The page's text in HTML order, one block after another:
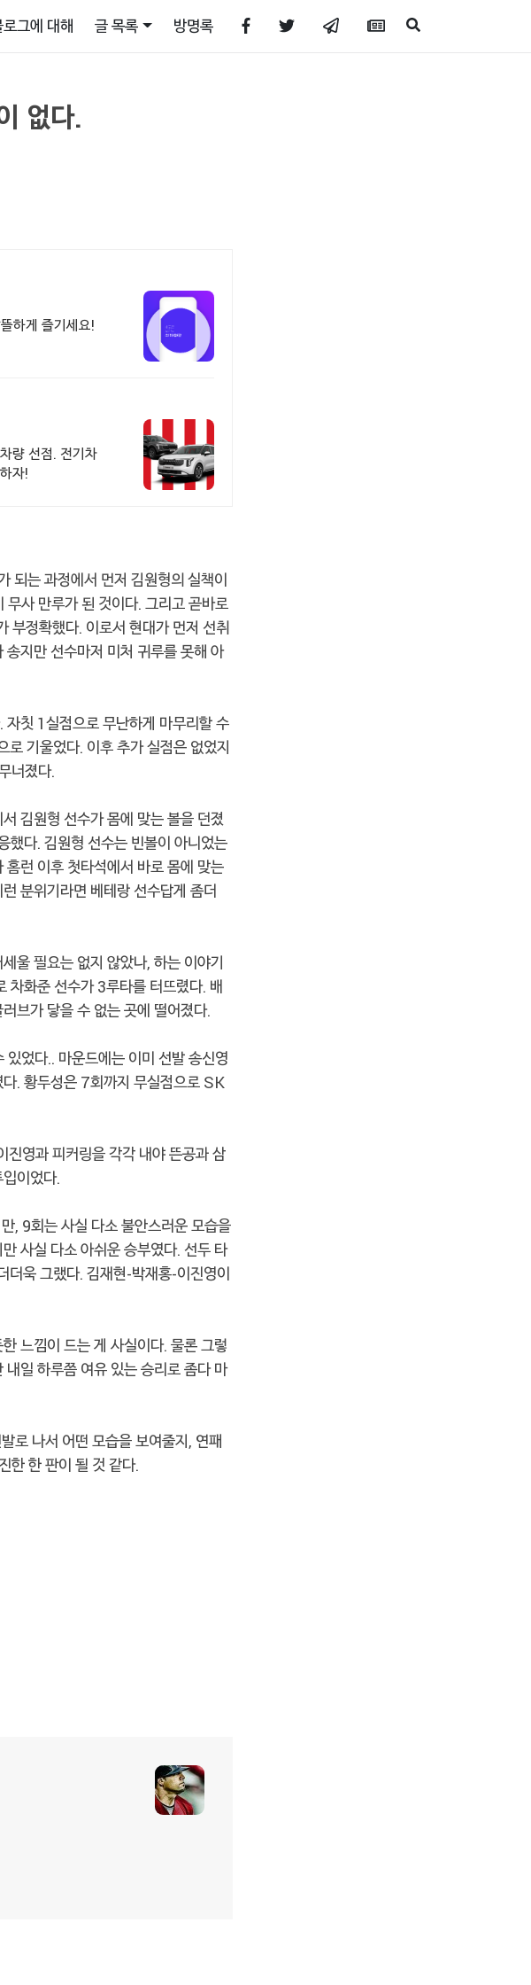
그에 대해 글 목록 방명록
없다.
하게 즐기세요!
량 선점. 전기차
자!
되는 과정에서 먼저 김원형의 실책이
사 만루가 된 것이다. 그리고 곧바로
부정확했다. 이로서 현대가 먼저 선취
지만 선수마저 미처 귀루를 못해 아
칫 1실점으로 무난하게 마무리할 수
기울었다. 이후 추가 실점은 없었지
너졌다.
김원형 선수가 몸에 맞는 볼을 던졌
했다. 김원형 선수는 빈볼이 아니었는
런 이후 첫타석에서 바로 몸에 맞는
분위기라면 베테랑 선수답게 좀더
울 필요는 없지 않았나, 하는 이야기
차화준 선수가 3루타를 터뜨렸다. 배
브가 닿을 수 없는 곳에 떨어졌다.
었다.. 마운드에는 이미 선발 송신영
. 황두성은 7회까지 무실점으로 SK
영과 피커링을 각각 내야 뜬공과 삼
이었다.
, 9회는 사실 다소 불안스러운 모습을
사실 다소 아쉬운 승부였다. 선두 타
더욱 그랬다. 김재현-박재홍-이진영이
느낌이 드는 게 사실이다. 물론 그렇
일 하루쯤 여유 있는 승리로 좀다 마
로 나서 어떤 모습을 보여줄지, 연패
한 한 판이 될 것 같다.